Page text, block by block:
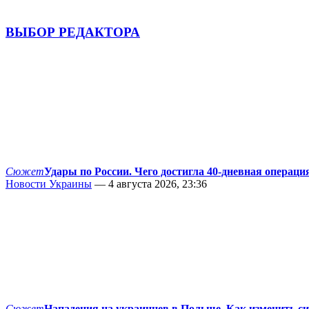
ВЫБОР РЕДАКТОРА
СюжетУдары по России. Чего достигла 40-дневная
Новости Украины — 4 августа 2026, 23:36